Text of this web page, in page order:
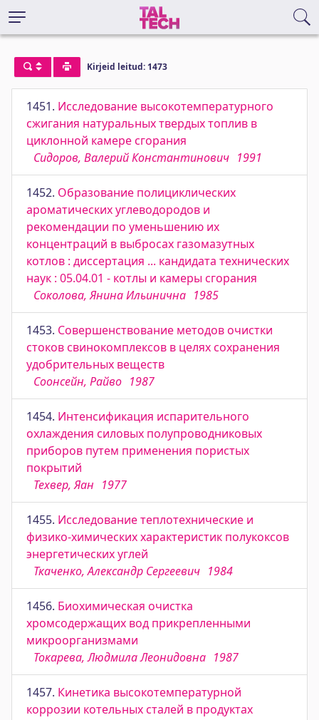
Kirjeid leitud: 1473
1451. Исследование высокотемпературного
сжигания натуральных твердых топлив в
циклонной камере сгорания
Сидоров, Валерий Константинович 1991
1452. Образование полициклических
ароматических углеводородов и
рекомендации по уменьшению их
концентраций в выбросах газомазутных
котлов : диссертация ... кандидата технических
наук : 05.04.01 - котлы и камеры сгорания
Соколова, Янина Ильинична 1985
1453. Совершенствование методов очистки
стоков свинокомплексов в целях сохранения
удобрительных веществ
Соонсейн, Райво 1987
1454. Интенсификация испарительного
охлаждения силовых полупроводниковых
приборов путем применения пористых
покрытий
Техвер, Яан 1977
1455. Исследование теплотехнические и
физико-химических характеристик полукоксов
энергетических углей
Ткаченко, Александр Сергеевич 1984
1456. Биохимическая очистка
хромсодержащих вод прикрепленными
микроорганизмами
Токарева, Людмила Леонидовна 1987
1457. Кинетика высокотемпературной
коррозии котельных сталей в продуктах